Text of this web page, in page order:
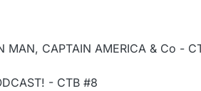
MAN, CAPTAIN AMERICA & Co -
- CTB #8